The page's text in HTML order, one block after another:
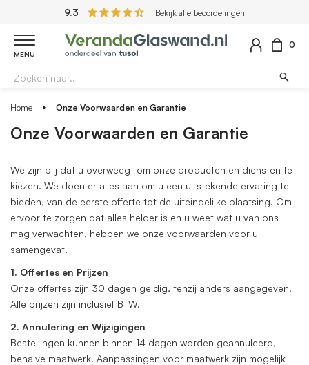
9.3 Bekijk alle beoordelingen
MENU
0
Home Onze Voorwaarden en Garantie
Onze Voorwaarden en Garantie
We zijn blij dat u overweegt om onze producten en diensten te
kiezen. We doen er alles aan om u een uitstekende ervaring te
bieden, van de eerste offerte tot de uiteindelijke plaatsing. Om
ervoor te zorgen dat alles helder is en u weet wat u van ons
mag verwachten, hebben we onze voorwaarden voor u
samengevat.
1. Offertes en Prijzen
Onze offertes zijn 30 dagen geldig, tenzij anders aangegeven.
Alle prijzen zijn inclusief BTW.
2. Annulering en Wijzigingen
Bestellingen kunnen binnen 14 dagen worden geannuleerd,
behalve maatwerk. Aanpassingen voor maatwerk zijn mogelijk